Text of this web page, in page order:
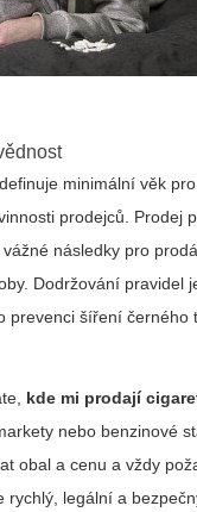
minimální věk
prodejců. Prodej
následky pro
Dodržování pravidel
prevenci šíření černého
kde mi prodají
nebo benzinové
obal a cenu a vždy
rychlý, legální a